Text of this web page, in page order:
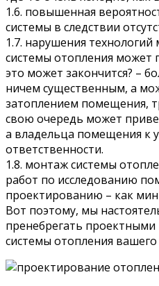
1.6. повышенная
системы в следствии
1.7. нарушения
системы отопления может
это может закончится? –
ничем существенным, а
затоплением помещения,
свою очередь может
а владельца помещения к
ответственности.
1.8. монтаж системы
работ по исследованию
проектированию – как
Вот поэтому, мы
пренебрегать
системы отопления